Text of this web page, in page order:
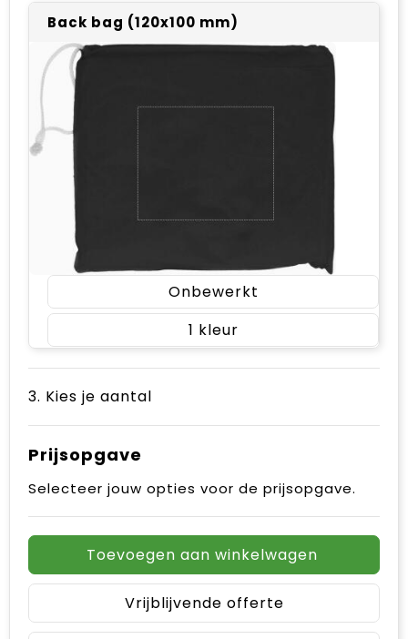
Back bag (120x100 mm)
Onbewerkt
1
3. Kies je aantal
Prijsopgave
Selecteer jouw opties voor de prijsopgave.
Toevoegen aan winkelwagen
Vrijblijvende offerte